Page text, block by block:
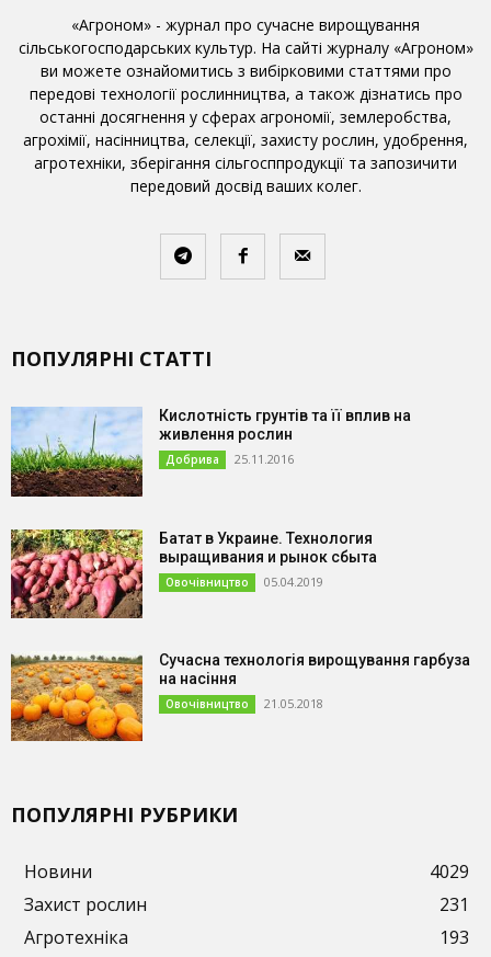
«Агроном» - журнал про сучасне вирощування
сільськогосподарських культур. На сайті журналу «Агроном»
ви можете ознайомитись з вибірковими статтями про
передові технології рослинництва, а також дізнатись про
останні досягнення у сферах агрономії, землеробства,
агрохімії, насінництва, селекції, захисту рослин, удобрення,
агротехніки, зберігання сільгосппродукції та запозичити
передовий досвід ваших колег.
ПОПУЛЯРНІ СТАТТІ
Кислотність грунтів та її вплив на
живлення рослин
Добрива 25.11.2016
Батат в Украине. Технология
выращивания и рынок сбыта
Овочівництво 05.04.2019
Сучасна технологія вирощування гарбуза
на насіння
Овочівництво 21.05.2018
ПОПУЛЯРНІ РУБРИКИ
Новини
4029
Захист рослин
231
Агротехніка
193